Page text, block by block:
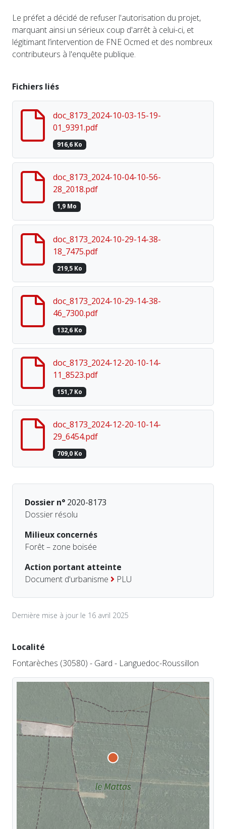
Le préfet a décidé de refuser l'autorisation du projet,
marquant ainsi un sérieux coup d'arrêt à celui-ci, et
légitimant l’intervention de FNE Ocmed et des nombreux
contributeurs à l'enquête publique.
Fichiers liés
doc_8173_2024-10-03-15-19-
01_9391.pdf
916,6 Ko
doc_8173_2024-10-04-10-56-
28_2018.pdf
1,9 Mo
doc_8173_2024-10-29-14-38-
18_7475.pdf
219,5 Ko
doc_8173_2024-10-29-14-38-
46_7300.pdf
132,6 Ko
doc_8173_2024-12-20-10-14-
11_8523.pdf
151,7 Ko
doc_8173_2024-12-20-10-14-
29_6454.pdf
709,0 Ko
Dossier n° 2020-8173
Dossier résolu
Milieux concernés
Forêt – zone boisée
Action portant atteinte
Document d'urbanisme
PLU
Dernière mise à jour le 16 avril 2025
Localité
Fontarèches (30580) - Gard - Languedoc-Roussillon